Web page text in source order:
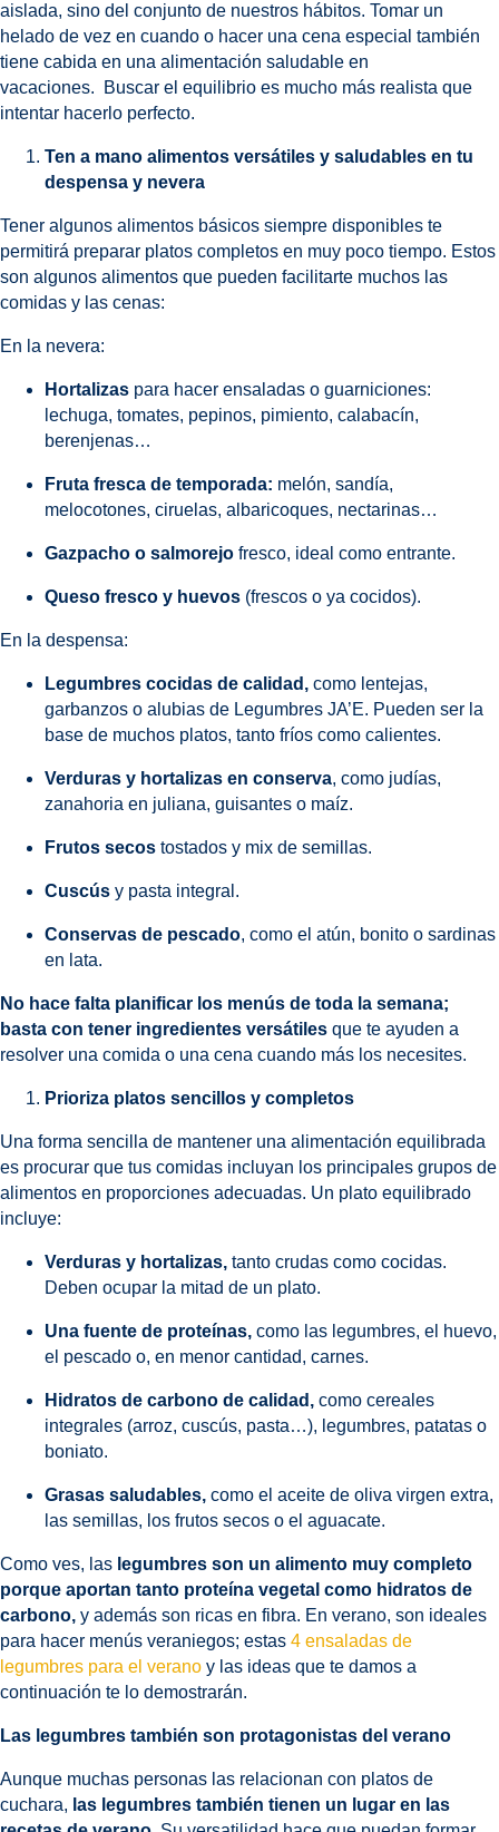
aislada, sino del conjunto de nuestros hábitos. Tomar un
helado de vez en cuando o hacer una cena especial también
tiene cabida en una alimentación saludable en
vacaciones. Buscar el equilibrio es mucho más realista que
intentar hacerlo perfecto.
Ten a mano alimentos versátiles y saludables en tu
despensa y nevera
Tener algunos alimentos básicos siempre disponibles te
permitirá preparar platos completos en muy poco tiempo. Estos
son algunos alimentos que pueden facilitarte muchos las
comidas y las cenas:
En la nevera:
Hortalizas para hacer ensaladas o guarniciones:
lechuga, tomates, pepinos, pimiento, calabacín,
berenjenas…
Fruta fresca de temporada: melón, sandía,
melocotones, ciruelas, albaricoques, nectarinas…
Gazpacho o salmorejo fresco, ideal como entrante.
Queso fresco y huevos (frescos o ya cocidos).
En la despensa:
Legumbres cocidas de calidad, como lentejas,
garbanzos o alubias de Legumbres JA’E. Pueden ser la
base de muchos platos, tanto fríos como calientes.
Verduras y hortalizas en conserva, como judías,
zanahoria en juliana, guisantes o maíz.
Frutos secos tostados y mix de semillas.
Cuscús y pasta integral.
Conservas de pescado, como el atún, bonito o sardinas
en lata.
No hace falta planificar los menús de toda la semana;
basta con tener ingredientes versátiles que te ayuden a
resolver una comida o una cena cuando más los necesites.
Prioriza platos sencillos y completos
Una forma sencilla de mantener una alimentación equilibrada
es procurar que tus comidas incluyan los principales grupos de
alimentos en proporciones adecuadas. Un plato equilibrado
incluye:
Verduras y hortalizas, tanto crudas como cocidas.
Deben ocupar la mitad de un plato.
Una fuente de proteínas, como las legumbres, el huevo,
el pescado o, en menor cantidad, carnes.
Hidratos de carbono de calidad, como cereales
integrales (arroz, cuscús, pasta…), legumbres, patatas o
boniato.
Grasas saludables, como el aceite de oliva virgen extra,
las semillas, los frutos secos o el aguacate.
Como ves, las legumbres son un alimento muy completo
porque aportan tanto proteína vegetal como hidratos de
carbono, y además son ricas en fibra. En verano, son ideales
para hacer menús veraniegos; estas 4 ensaladas de
legumbres para el verano y las ideas que te damos a
continuación te lo demostrarán.
Las legumbres también son protagonistas del verano
Aunque muchas personas las relacionan con platos de
cuchara, las legumbres también tienen un lugar en las